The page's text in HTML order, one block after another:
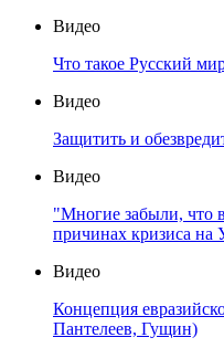
Видео
Что такое Русский
Видео
Защитить и
Видео
"Многие забыли, что
причинах кризиса на
Видео
Концепция
Пантелеев, Гущин)